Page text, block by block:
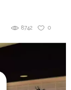
0
8742